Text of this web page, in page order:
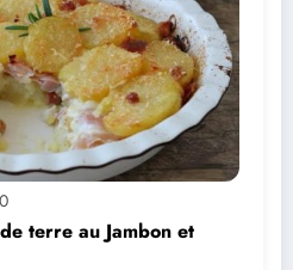
0
terre au Jambon et